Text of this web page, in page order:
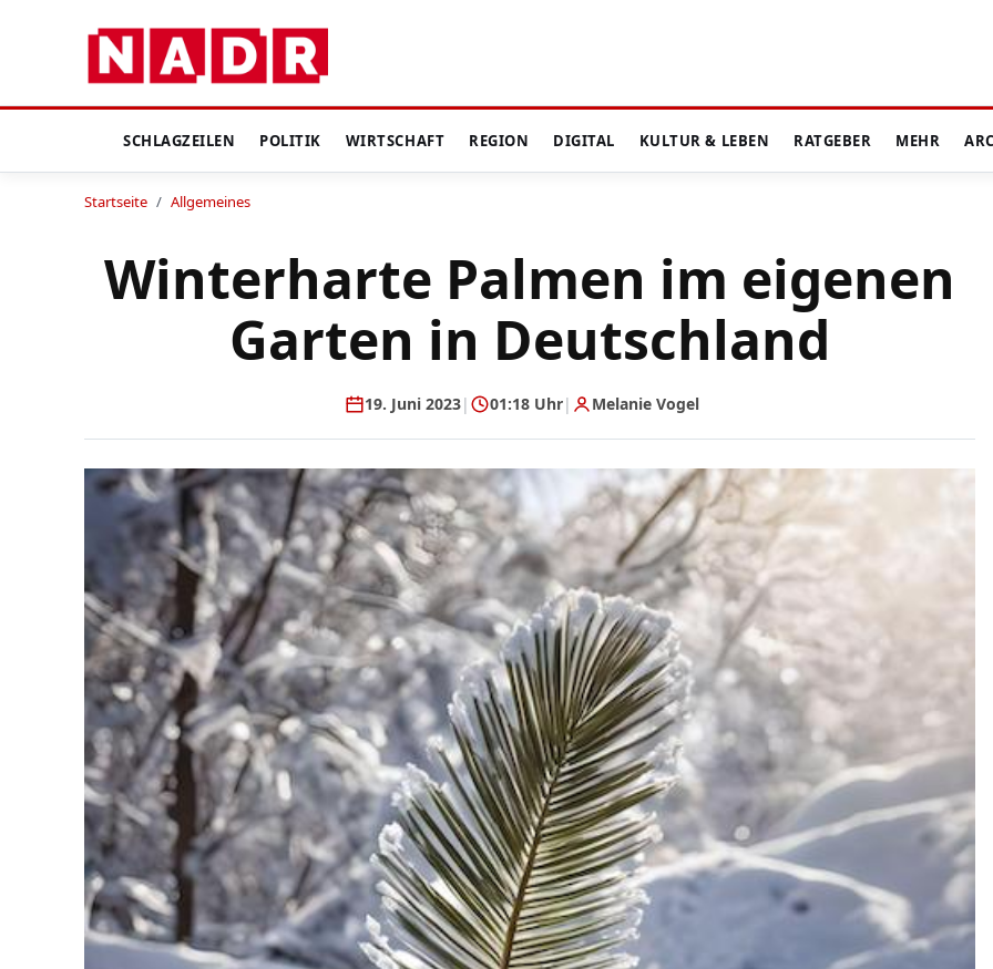
SCHLAGZEILEN POLITIK WIRTSCHAFT REGION DIGITAL KULTUR & LEBEN RATGEBER MEHR
Startseite / Allgemeines
Winterharte Palmen im eigenen
Garten in Deutschland
19. Juni 2023| 01:18 Uhr| Melanie Vogel